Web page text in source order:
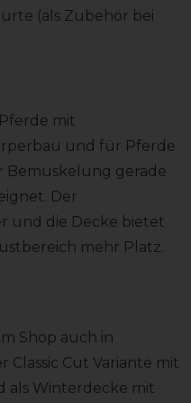
(als Zubehör bei
mit
und für Pferde
Bemuskelung gerade
Der
und die Decke bietet
mehr Platz.
Shop auch in
Classic Cut Variante mit
als Winterdecke mit